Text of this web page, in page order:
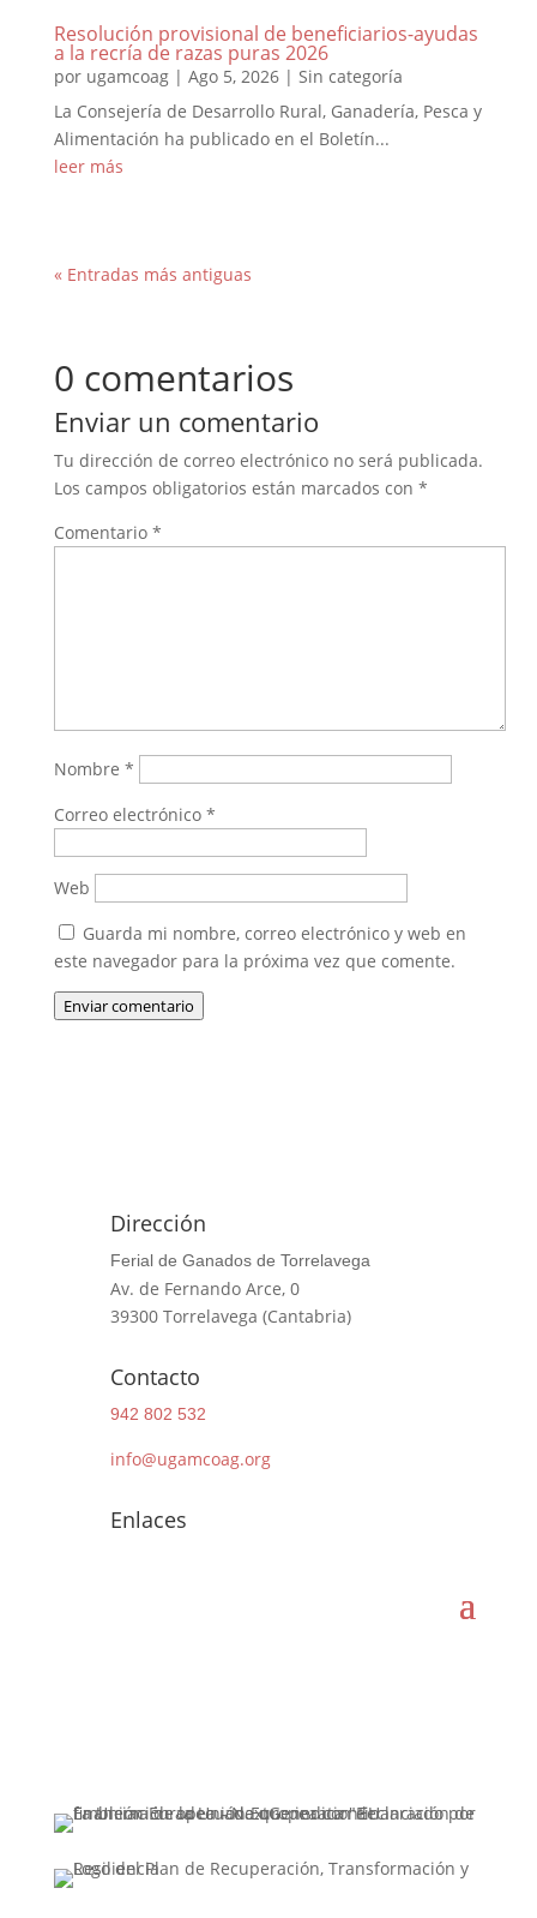
Resolución provisional de beneficiarios-ayudas
a la recría de razas puras 2026
por ugamcoag| Ago 5, 2026| Sin categoría
La Consejería de Desarrollo Rural, Ganadería, Pesca y
Alimentación ha publicado en el Boletín...
leer más
« Entradas más antiguas
0 comentarios
Enviar un comentario
Tu dirección de correo electrónico no será publicada.
Los campos obligatorios están marcados con *
Comentario *
Nombre *
Correo electrónico *
Web
Guarda mi nombre, correo electrónico y web en
este navegador para la próxima vez que comente.
Enviar comentario
Dirección
Ferial de Ganados de Torrelavega
Av. de Fernando Arce, 0
39300 Torrelavega (Cantabria)
Contacto
942 802 532
info@ugamcoag.org
Enlaces